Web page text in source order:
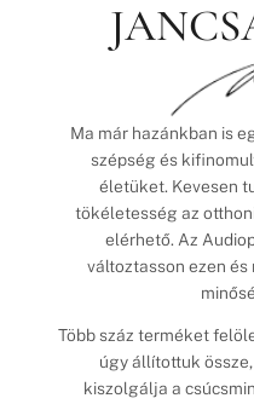
Ma már hazánkban is
szépség és
életüket. Kevesen
tökéletesség az
elérhető. Az
változtasson ezen
Több száz terméket
úgy állítottuk
kiszolgálja a